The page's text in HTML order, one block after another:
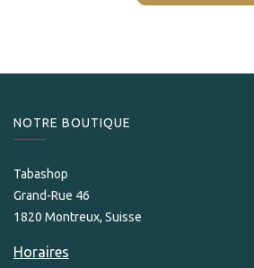
NOTRE BOUTIQUE
Tabashop
Grand-Rue 46
1820 Montreux, Suisse
Horaires